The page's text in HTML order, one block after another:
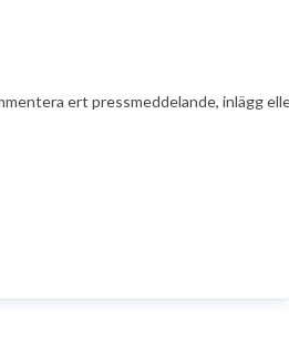
ert pressmeddelande,